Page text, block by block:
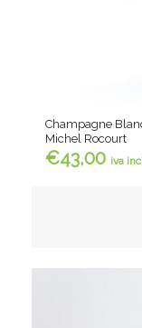
Champagne
Michel Rocourt
€43,00 iva